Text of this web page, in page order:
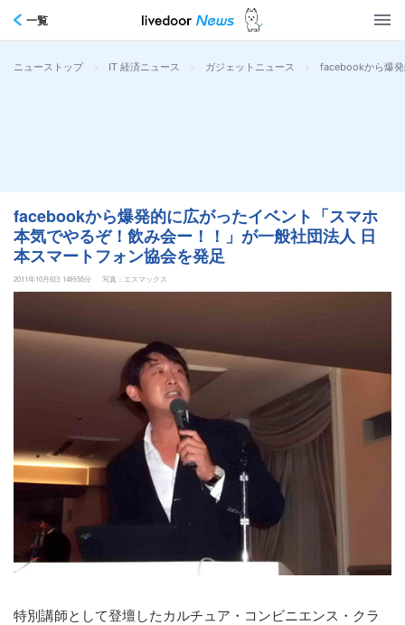
一覧
ニューストップ > IT 経済ニュース > ガジェットニュース > facebookから爆発
facebookから爆発的に広がったイベント「スマホ
本気でやるぞ！飲み会ー！！」が一般社団法人 日
本スマートフォン協会を発足
2011年10月6日 14時55分 写真：エスマックス
特別講師として登壇したカルチュア・コンビニエンス・クラ